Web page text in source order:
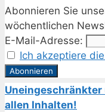
Abonnieren Sie
wöchentlichen
E-Mail-Adresse:
Ich akzeptiere
allen Inhalten!